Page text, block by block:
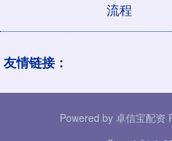
流程
友情链接：
Powered by 卓信宝配资